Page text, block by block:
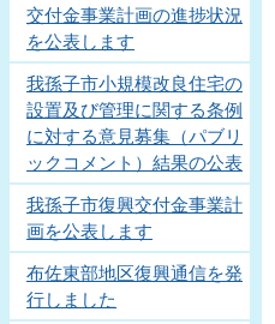
交付金事業計画の進捗状況
を公表します
我孫子市小規模改良住宅の
設置及び管理に関する条例
に対する意見募集（パブリ
ックコメント）結果の公表
我孫子市復興交付金事業計
画を公表します
布佐東部地区復興通信を発
行しました